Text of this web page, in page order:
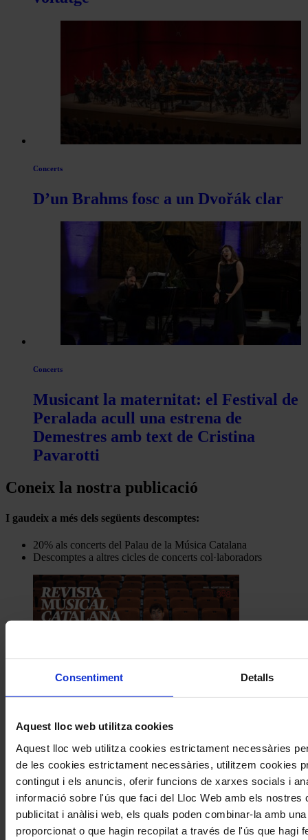
Consentiment Detalls
Aquest lloc web utilitza cookies
Aquest lloc web utilitza cookies estrictament necessàries
de les cookies estrictament necessàries, utilitzem cookies
contingut i els anuncis, oferir funcions de xarxes socials i
informació sobre l'ús que faci del Lloc Web amb els nostres
publicitat i anàlisi web, els quals poden combinar-la amb
proporcionat o que hagin recopilat a través de l'ús que hagi
Concerts
D’un Brahms fosc a un Dvořák clar
Concerts
Musicant la maternitat: el Festival de
Peralada acull una estrena de
Demestres amb text de Cristina
Pavarotti
Coneix la nostra publicació
I gaudeix a més dels següents descomptes:
20% als concerts del Palau de la Música Catalana
Descomptes a altres cicles de concerts col·laboradors